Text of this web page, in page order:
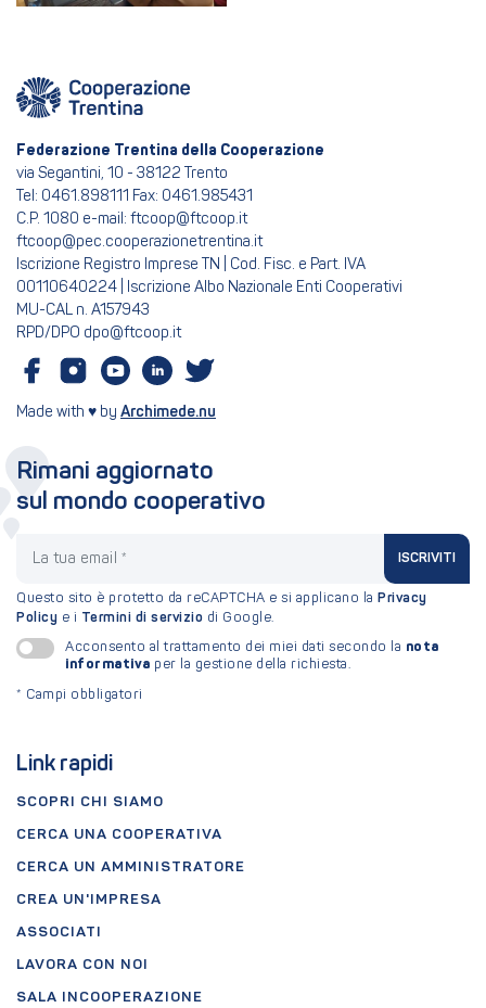
Federazione Trentina della Cooperazione
via Segantini, 10 - 38122 Trento
Tel: 0461.898111 Fax: 0461.985431
C.P. 1080 e-mail: ftcoop@ftcoop.it
ftcoop@pec.cooperazionetrentina.it
Iscrizione Registro Imprese TN | Cod. Fisc. e Part. IVA
00110640224 | Iscrizione Albo Nazionale Enti Cooperativi
MU-CAL n. A157943
RPD/DPO dpo@ftcoop.it
Made with ♥ by Archimede.nu
Link rapidi
SCOPRI CHI SIAMO
CERCA UNA COOPERATIVA
CERCA UN AMMINISTRATORE
CREA UN'IMPRESA
ASSOCIATI
LAVORA CON NOI
SALA INCOOPERAZIONE
Rimani aggiornato
sul mondo cooperativo
ISCRIVITI
Questo sito è protetto da reCAPTCHA e si applicano la Privacy
Policy e i Termini di servizio di Google.
Acconsento al trattamento dei miei dati secondo la nota
informativa per la gestione della richiesta.
* Campi obbligatori